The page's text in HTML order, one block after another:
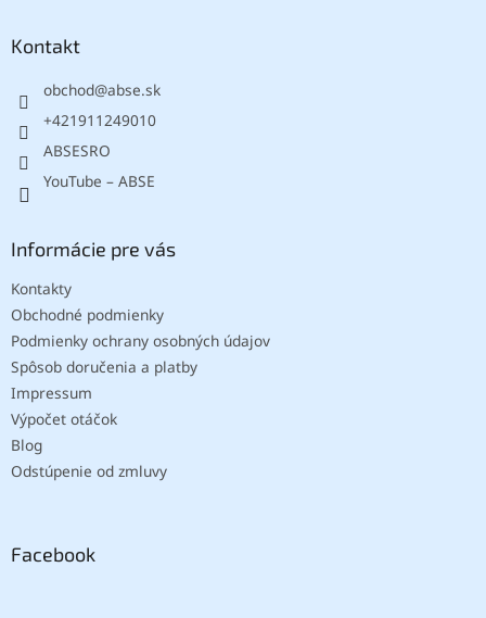
Kontakt
obchod@abse.sk
+421911249010
ABSESRO
YouTube – ABSE
Informácie pre vás
Kontakty
Obchodné podmienky
Podmienky ochrany osobných údajov
Spôsob doručenia a platby
Impressum
Výpočet otáčok
Blog
Odstúpenie od zmluvy
Facebook